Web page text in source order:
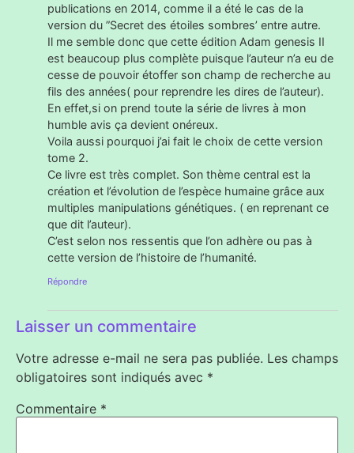
publications en 2014, comme il a été le cas de la
version du ”Secret des étoiles sombres’ entre autre.
Il me semble donc que cette édition Adam genesis II
est beaucoup plus complète puisque l’auteur n’a eu de
cesse de pouvoir étoffer son champ de recherche au
fils des années( pour reprendre les dires de l’auteur).
En effet,si on prend toute la série de livres à mon
humble avis ça devient onéreux.
Voila aussi pourquoi j’ai fait le choix de cette version
tome 2.
Ce livre est très complet. Son thème central est la
création et l’évolution de l’espèce humaine grâce aux
multiples manipulations génétiques. ( en reprenant ce
que dit l’auteur).
C’est selon nos ressentis que l’on adhère ou pas à
cette version de l’histoire de l’humanité.
Répondre
Laisser un commentaire
Votre adresse e-mail ne sera pas publiée. Les champs
obligatoires sont indiqués avec *
Commentaire *